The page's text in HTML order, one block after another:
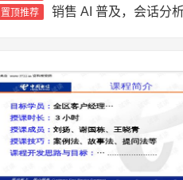
置顶推荐 销售 AI 普及，会话分